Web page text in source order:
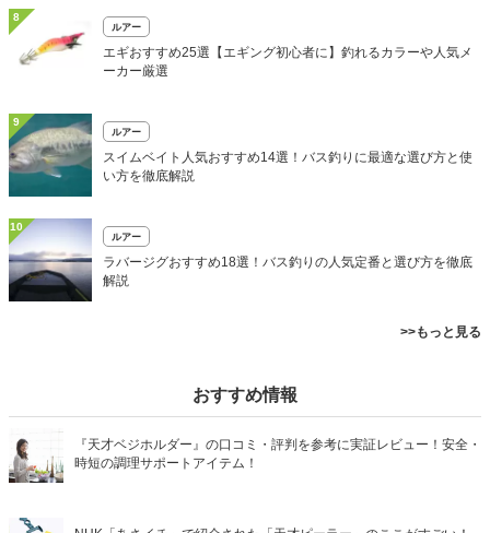
8
ルアー
エギおすすめ25選【エギング初心者に】釣れるカラーや人気メ
ーカー厳選
9
ルアー
スイムベイト人気おすすめ14選！バス釣りに最適な選び方と使
い方を徹底解説
10
ルアー
ラバージグおすすめ18選！バス釣りの人気定番と選び方を徹底
解説
>>もっと見る
おすすめ情報
『天才ベジホルダー』の口コミ・評判を参考に実証レビュー！安全・
時短の調理サポートアイテム！